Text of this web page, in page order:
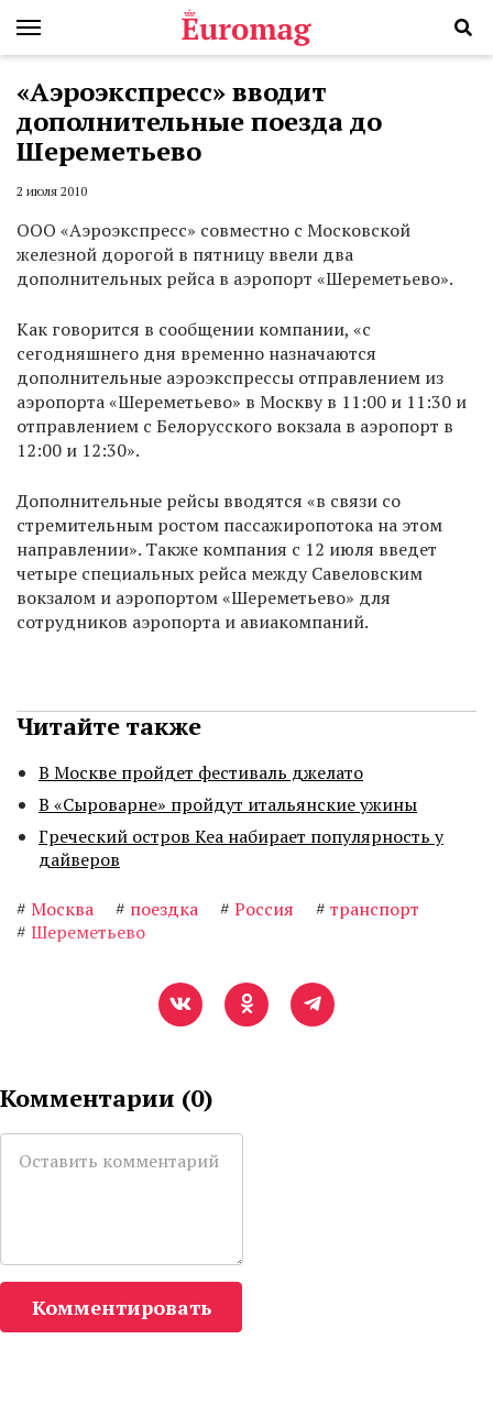
«Аэроэкспресс» вводит
дополнительные поезда до
Шереметьево
2 июля 2010
ООО «Аэроэкспресс» совместно с Московской
железной дорогой в пятницу ввели два
дополнительных рейса в аэропорт «Шереметьево».
Как говорится в сообщении компании, «с
сегодняшнего дня временно назначаются
дополнительные аэроэкспрессы отправлением из
аэропорта «Шереметьево» в Москву в 11:00 и 11:30 и
отправлением с Белорусского вокзала в аэропорт в
12:00 и 12:30».
Дополнительные рейсы вводятся «в связи со
стремительным ростом пассажиропотока на этом
направлении». Также компания с 12 июля введет
четыре специальных рейса между Савеловским
вокзалом и аэропортом «Шереметьево» для
сотрудников аэропорта и авиакомпаний.
Читайте также
В Москве пройдет фестиваль джелато
В «Сыроварне» пройдут итальянские ужины
Греческий остров Кеа набирает популярность у
дайверов
# Москва # поездка # Россия # транспорт
# Шереметьево
Комментарии (0)
Комментировать